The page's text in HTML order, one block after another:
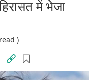
में भेजा
)